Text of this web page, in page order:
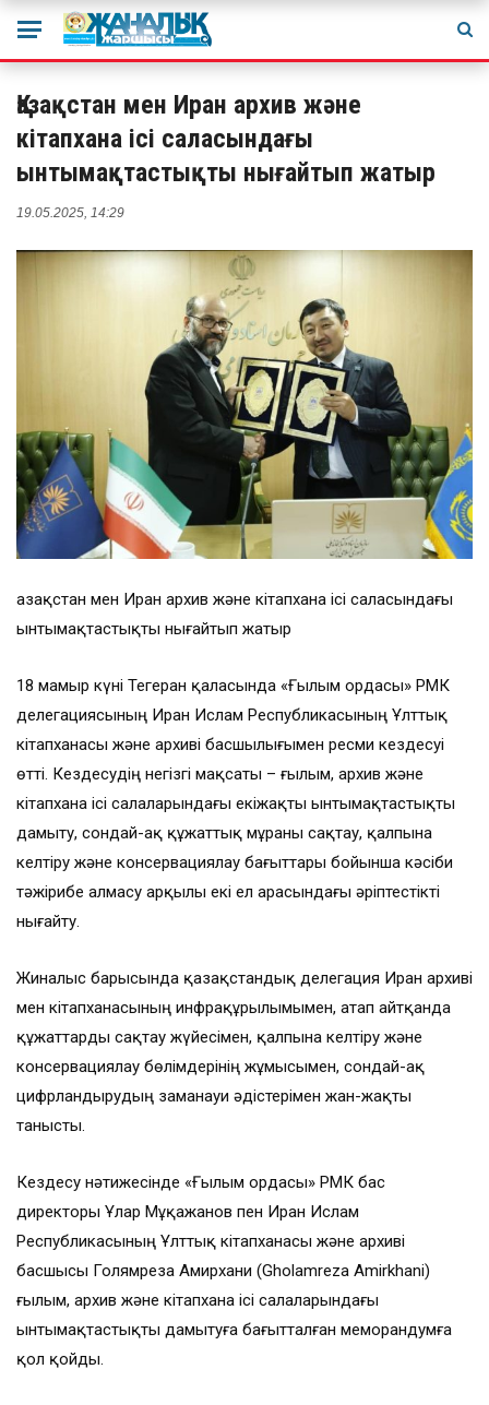
Қазақстан мен Иран архив және
кітапхана ісі саласындағы
ынтымақтастықты нығайтып жатыр
19.05.2025, 14:29
Қазақстан мен Иран архив және кітапхана ісі саласындағы
ынтымақтастықты нығайтып жатыр
18 мамыр күні Тегеран қаласында «Ғылым ордасы» РМК
делегациясының Иран Ислам Республикасының Ұлттық
кітапханасы және архиві басшылығымен ресми кездесуі
өтті. Кездесудің негізгі мақсаты – ғылым, архив және
кітапхана ісі салаларындағы екіжақты ынтымақтастықты
дамыту, сондай-ақ құжаттық мұраны сақтау, қалпына
келтіру және консервациялау бағыттары бойынша кәсіби
тәжірибе алмасу арқылы екі ел арасындағы әріптестікті
нығайту.
Жиналыс барысында қазақстандық делегация Иран архиві
мен кітапханасының инфрақұрылымымен, атап айтқанда
құжаттарды сақтау жүйесімен, қалпына келтіру және
консервациялау бөлімдерінің жұмысымен, сондай-ақ
цифрландырудың заманауи әдістерімен жан-жақты
танысты.
Кездесу нәтижесінде «Ғылым ордасы» РМК бас
директоры Ұлар Мұқажанов пен Иран Ислам
Республикасының Ұлттық кітапханасы және архиві
басшысы Голямреза Амирхани (Gholamreza Amirkhani)
ғылым, архив және кітапхана ісі салаларындағы
ынтымақтастықты дамытуға бағытталған меморандумға
қол қойды.